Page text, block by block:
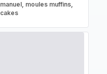
manuel, moules muffins,
cakes